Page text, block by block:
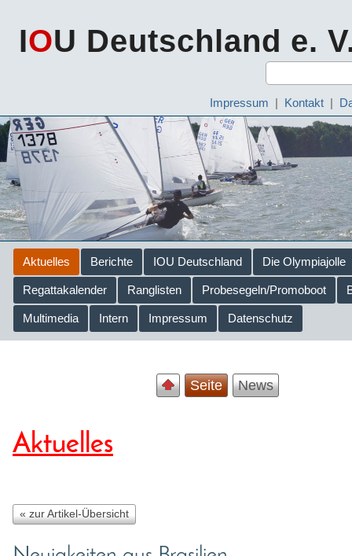
IOU Deutschland e.
Impressum | Kontakt |
Aktuelles Berichte IOU Deutschland Die Olympiajolle
Regattakalender Ranglisten Probesegeln/Promoboot
Multimedia Intern Impressum Datenschutz
Seite News
Aktuelles
« zur Artikel-Übersicht